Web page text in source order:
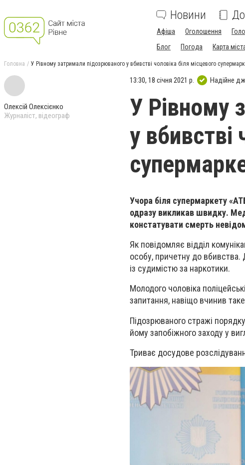
Новини
Афіша Оголошення
Блог
Погода Карта
Головна У Рівному затримали підозрюваного у вбивстві чоловіка біля місцевого
Олексій Олексієнко
Журналіст, відеограф
13:30, 18 січня 2021 р. Надійне
У Рівному
у вбивстві
Учора біля супермаркету
одразу викликав швидку.
констатувати смерть
Як повідомляє відділ
особу, причетну до вбивства.
із судимістю за наркотики.
Молодого чоловіка
запитання, навіщо вчинив
Підозрюваного стражі
йому запобіжного заходу у
Триває досудове